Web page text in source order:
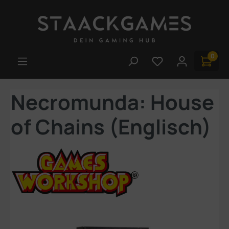
Du hast 0 0
Necromunda: House
of Chains (Englisch)
Bildergalerie überspringen